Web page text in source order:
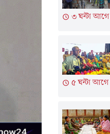
৩ ঘন্টা আগে
৫ ঘন্টা আগে